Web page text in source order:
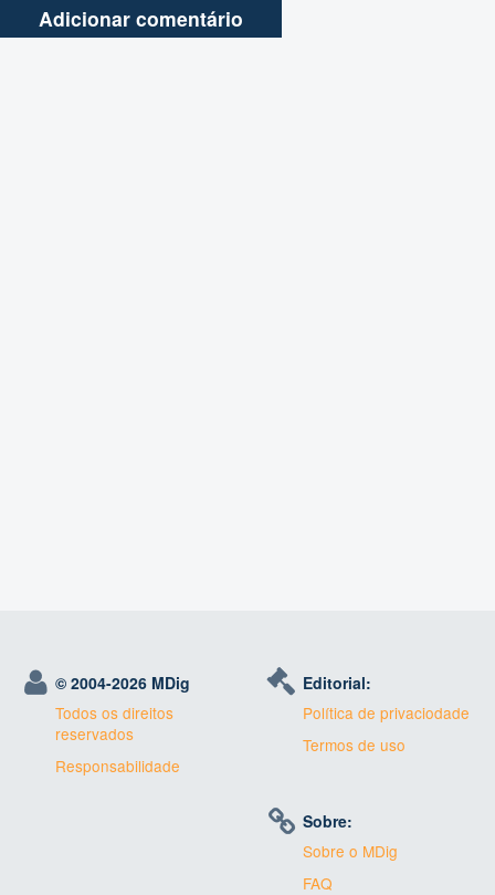
© 2004-2026 MDig
Todos os direitos
reservados
Responsabilidade
Editorial:
Política de privaciodade
Termos de uso
Sobre:
Sobre o MDig
FAQ